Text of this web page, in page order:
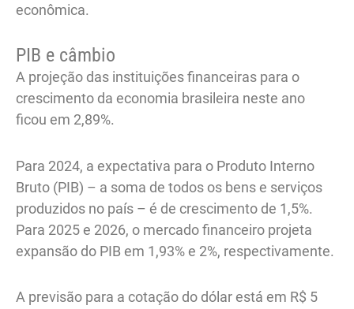
econômica.
PIB e câmbio
A projeção das instituições financeiras para o
crescimento da economia brasileira neste ano
ficou em 2,89%.
Para 2024, a expectativa para o Produto Interno
Bruto (PIB) – a soma de todos os bens e serviços
produzidos no país – é de crescimento de 1,5%.
Para 2025 e 2026, o mercado financeiro projeta
expansão do PIB em 1,93% e 2%, respectivamente.
A previsão para a cotação do dólar está em R$ 5